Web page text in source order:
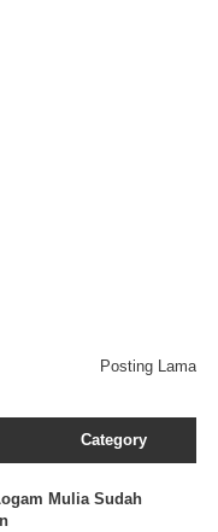
Posting Lama
Category
Mulia Sudah